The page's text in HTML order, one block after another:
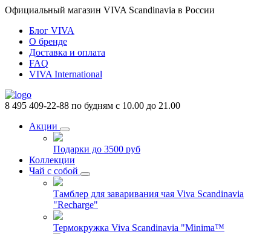
Официальный магазин VIVA Scandinavia в России
Блог VIVA
О бренде
Доставка и оплата
FAQ
VIVA International
8 495 409-22-88 по будням с 10.00 до 21.00
Акции
Подарки до 3500 руб
Коллекции
Чай с собой
Тамблер для заваривания чая Viva Scandinavia
"Recharge"
Термокружка Viva Scandinavia "Minima™